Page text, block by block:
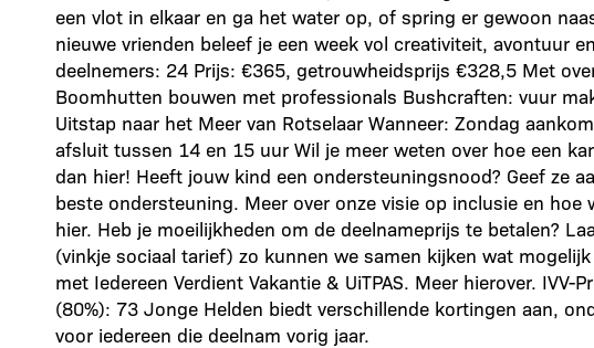
een vlot in elkaar en ga het water op, of spring er gewoon
nieuwe vrienden beleef je een week vol creativiteit, avontuur
deelnemers: 24 Prijs: €365, getrouwheidsprijs €328,5 Met
Boomhutten bouwen met professionals Bushcraften: vuur
Uitstap naar het Meer van Rotselaar Wanneer: Zondag
afsluit tussen 14 en 15 uur Wil je meer weten over hoe een
dan hier! Heeft jouw kind een ondersteuningsnood? Geef ze
beste ondersteuning. Meer over onze visie op inclusie en hoe
hier. Heb je moeilijkheden om de deelnameprijs te betalen?
(vinkje sociaal tarief) zo kunnen we samen kijken wat
met Iedereen Verdient Vakantie & UiTPAS. Meer hierover. IVV-
(80%): 73 Jonge Helden biedt verschillende kortingen aan,
voor iedereen die deelnam vorig jaar.